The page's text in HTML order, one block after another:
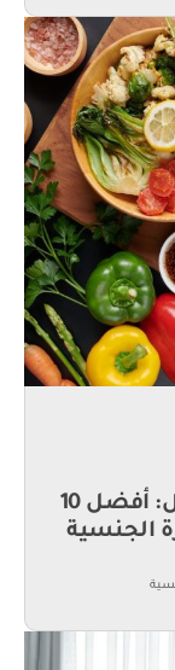
أكلات تقوي الانتصاب عند الرجل: أفضل 10
الجنسية